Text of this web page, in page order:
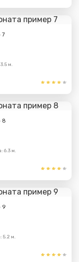
7
3.5 м.
8
6.3 м.
9
5.2 м.